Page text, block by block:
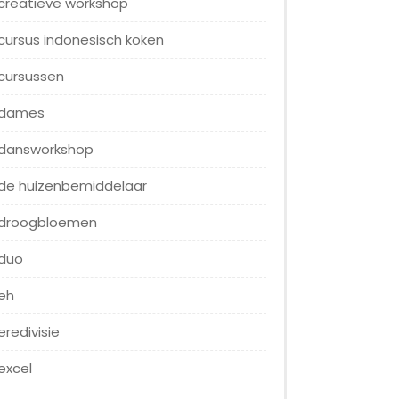
indonesisch koken
huizenbemiddelaar